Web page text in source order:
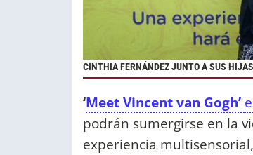
CINTHIA FERNÁNDEZ JUNTO A SUS
‘Meet Vincent van Gogh’
podrán sumergirse en la
experiencia